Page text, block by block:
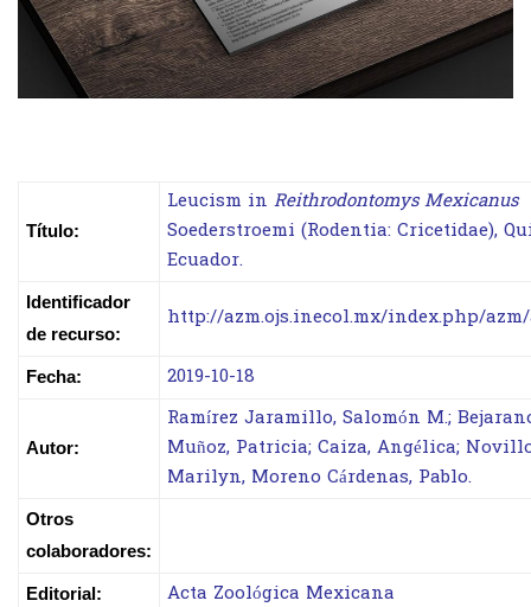
Título:
Leucism in Reithrodontomys Mexicanus
Soederstroemi (Rodentia: Cricetidae),
Ecuador.
Identificador
de recurso:
http://azm.ojs.inecol.mx/index.php/
Fecha: 2019-10-18
Autor:
Ramírez Jaramillo, Salomón M.;
Muñoz, Patricia; Caiza, Angélica;
Marilyn, Moreno Cárdenas, Pablo.
Otros
colaboradores:
Editorial: Acta Zoológica Mexicana